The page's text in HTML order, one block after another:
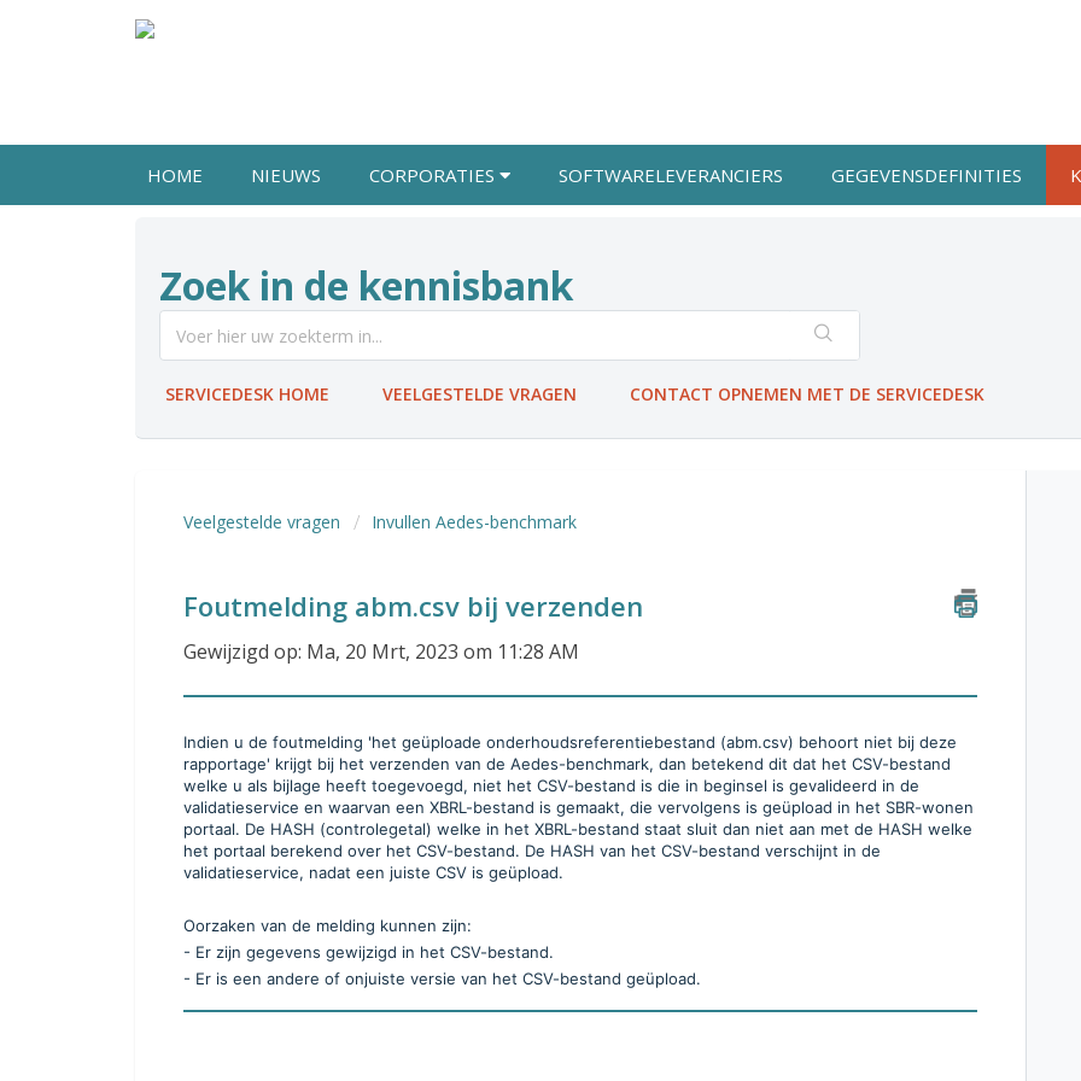
HOME NIEUWS CORPORATIES SOFTWARELEVERANCIERS GEGEVENSDEFINITIES
Zoek in de kennisbank
SERVICEDESK HOME VEELGESTELDE VRAGEN CONTACT OPNEMEN MET DE SERVICEDESK
Veelgestelde vragen Invullen Aedes-benchmark
Foutmelding abm.csv bij verzenden
Gewijzigd op: Ma, 20 Mrt, 2023 om 11:28 AM
Indien u de foutmelding 'het geüploade onderhoudsreferentiebestand (abm.csv) behoort niet bij deze
rapportage' krijgt bij het verzenden van de Aedes-benchmark, dan betekend dit dat het CSV-bestand
welke u als bijlage heeft toegevoegd, niet het CSV-bestand is die in beginsel is gevalideerd in de
validatieservice en waarvan een XBRL-bestand is gemaakt, die vervolgens is geüpload in het SBR-wonen
portaal. De HASH (controlegetal) welke in het XBRL-bestand staat sluit dan niet aan met de HASH welke
het portaal berekend over het CSV-bestand. De HASH van het CSV-bestand verschijnt in de
validatieservice, nadat een juiste CSV is geüpload.
Oorzaken van de melding kunnen zijn:
- Er zijn gegevens gewijzigd in het CSV-bestand.
- Er is een andere of onjuiste versie van het CSV-bestand geüpload.